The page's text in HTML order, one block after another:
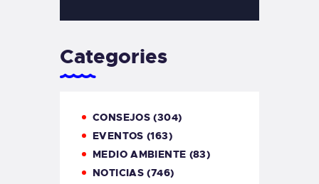
Categories
CONSEJOS (304)
EVENTOS (163)
MEDIO AMBIENTE (83)
NOTICIAS (746)